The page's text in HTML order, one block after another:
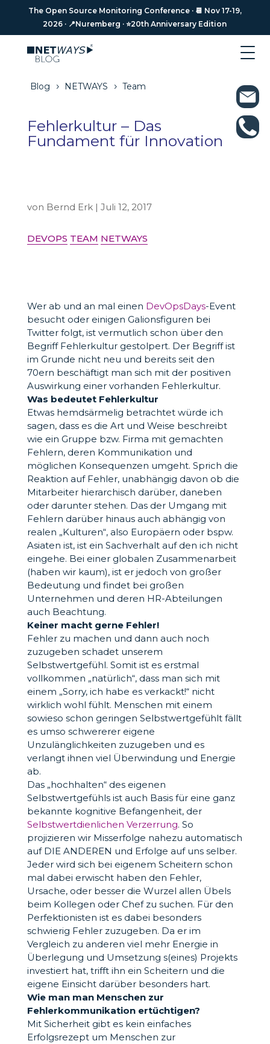
The Open Source Monitoring Conference · 📆 Nov 17-19,
2026 · 📍Nuremberg · ⭐️20th Anniversary Edition
The Open Source Monitoring Conference · 📆 Nov 17-19,
2026 · 📍Nuremberg · ⭐️20th Anniversary Edition
Blog 5 NETWAYS 5 Team
Fehlerkultur – Das
Fundament für Innovation
von Bernd Erk| Juli 12, 2017
DEVOPS TEAM NETWAYS
Wer ab und an mal einen DevOpsDays-Event
besucht oder einigen Galionsfiguren bei
Twitter folgt, ist vermutlich schon über den
Begriff Fehlerkultur gestolpert. Der Begriff ist
im Grunde nicht neu und bereits seit den
70ern beschäftigt man sich mit der positiven
Auswirkung einer vorhanden Fehlerkultur.
Was bedeutet Fehlerkultur
Etwas hemdsärmelig betrachtet würde ich
sagen, dass es die Art und Weise beschreibt
wie ein Gruppe bzw. Firma mit gemachten
Fehlern, deren Kommunikation und
möglichen Konsequenzen umgeht. Sprich die
Reaktion auf Fehler, unabhängig davon ob die
Mitarbeiter hierarchisch darüber, daneben
oder darunter stehen. Das der Umgang mit
Fehlern darüber hinaus auch abhängig von
realen „Kulturen“, also Europäern oder bspw.
Asiaten ist, ist ein Sachverhalt auf den ich nicht
eingehe. Bei einer globalen Zusammenarbeit
(haben wir kaum), ist er jedoch von großer
Bedeutung und findet bei großen
Unternehmen und deren HR-Abteilungen
auch Beachtung.
Keiner macht gerne Fehler!
Fehler zu machen und dann auch noch
zuzugeben schadet unserem
Selbstwertgefühl. Somit ist es erstmal
vollkommen „natürlich“, dass man sich mit
einem „Sorry, ich habe es verkackt!“ nicht
wirklich wohl fühlt. Menschen mit einem
sowieso schon geringen Selbstwertgefühlt fällt
es umso schwererer eigene
Unzulänglichkeiten zuzugeben und es
verlangt ihnen viel Überwindung und Energie
ab.
Das „hochhalten“ des eigenen
Selbstwertgefühls ist auch Basis für eine ganz
bekannte kognitive Befangenheit, der
Selbstwertdienlichen Verzerrung. So
projizieren wir Misserfolge nahezu automatisch
auf DIE ANDEREN und Erfolge auf uns selber.
Jeder wird sich bei eigenem Scheitern schon
mal dabei erwischt haben den Fehler,
Ursache, oder besser die Wurzel allen Übels
beim Kollegen oder Chef zu suchen. Für den
Perfektionisten ist es dabei besonders
schwierig Fehler zuzugeben. Da er im
Vergleich zu anderen viel mehr Energie in
Überlegung und Umsetzung s(eines) Projekts
investiert hat, trifft ihn ein Scheitern und die
eigene Einsicht darüber besonders hart.
Wie man man Menschen zur
Fehlerkommunikation ertüchtigen?
Mit Sicherheit gibt es kein einfaches
Erfolgsrezept um Menschen zur